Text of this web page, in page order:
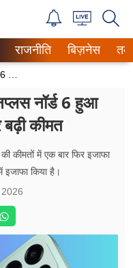
राजनीति बिज़नेस
नॉर्ड 6 हुआ
कीमत
कीमतों में एक बार फिर इजाफा
किया है।